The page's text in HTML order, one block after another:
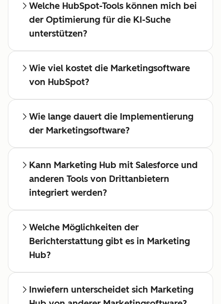
Welche HubSpot-Tools können mich bei
der Optimierung für die KI-Suche
unterstützen?
Wie viel kostet die Marketingsoftware
von HubSpot?
Wie lange dauert die Implementierung
der Marketingsoftware?
Kann Marketing Hub mit Salesforce und
anderen Tools von Drittanbietern
integriert werden?
Welche Möglichkeiten der
Berichterstattung gibt es in Marketing
Hub?
Inwiefern unterscheidet sich Marketing